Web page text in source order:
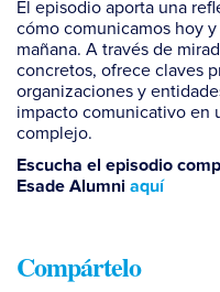
El episodio aporta una
cómo comunicamos hoy
mañana. A través de
concretos, ofrece claves
organizaciones y
impacto comunicativo en
complejo.
Escucha el episodio
Esade Alumni aquí
Compártelo